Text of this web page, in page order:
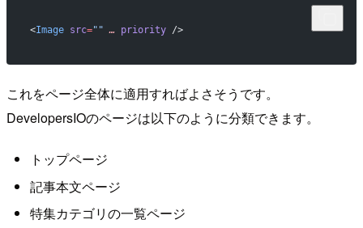
<Image src="" … priority />
これをページ全体に適用すればよさそうです。
DevelopersIOのページは以下のように分類できます。
トップページ
記事本文ページ
特集カテゴリの一覧ページ